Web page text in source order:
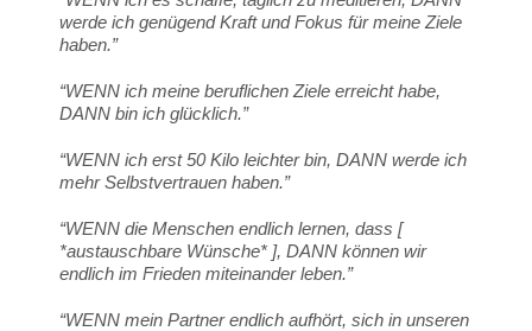
werde ich genügend Kraft und Fokus für meine Ziele
haben.”
“WENN ich meine beruflichen Ziele erreicht habe,
DANN bin ich glücklich.”
“WENN ich erst 50 Kilo leichter bin, DANN werde ich
mehr Selbstvertrauen haben.”
“WENN die Menschen endlich lernen, dass [
*austauschbare Wünsche* ], DANN können wir
endlich im Frieden miteinander leben.”
“WENN mein Partner endlich aufhört, sich in unseren